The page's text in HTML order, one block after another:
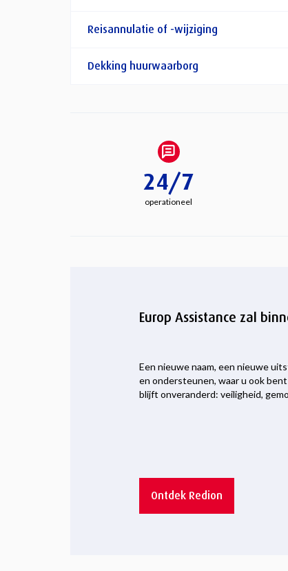
Reisannulatie of -wijziging
Dekking huurwaarborg
24/7
operationeel
Europ Assistance zal
Een nieuwe naam, een nieuwe
en ondersteunen, waar u ook
blijft onveranderd: veiligheid,
Ontdek Redion